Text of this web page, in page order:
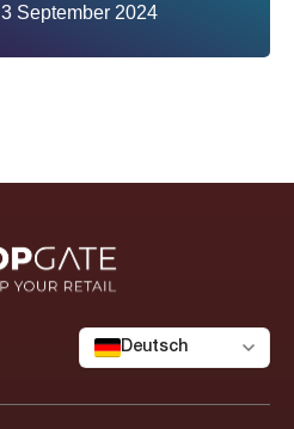
3 September 2024
Deutsch